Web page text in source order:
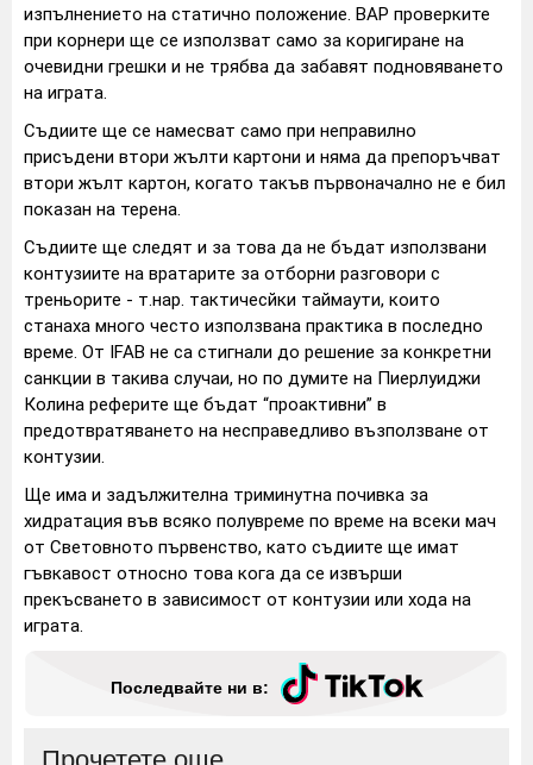
изпълнението на статично положение. ВАР проверките
при корнери ще се използват само за коригиране на
очевидни грешки и не трябва да забавят подновяването
на играта.
Съдиите ще се намесват само при неправилно
присъдени втори жълти картони и няма да препоръчват
втори жълт картон, когато такъв първоначално не е бил
показан на терена.
Съдиите ще следят и за това да не бъдат използвани
контузиите на вратарите за отборни разговори с
треньорите - т.нар. тактичесйки таймаути, които
станаха много често използвана практика в последно
време. От IFAB не са стигнали до решение за конкретни
санкции в такива случаи, но по думите на Пиерлуиджи
Колина реферите ще бъдат “проактивни” в
предотвратяването на несправедливо възползване от
контузии.
Ще има и задължителна триминутна почивка за
хидратация във всяко полувреме по време на всеки мач
от Световното първенство, като съдиите ще имат
гъвкавост относно това кога да се извърши
прекъсването в зависимост от контузии или хода на
играта.
Последвайте ни в: